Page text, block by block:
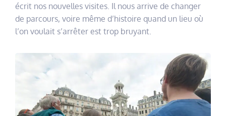
écrit nos nouvelles visites. Il nous arrive de changer
de parcours, voire même d’histoire quand un lieu où
l’on voulait s’arrêter est trop bruyant.